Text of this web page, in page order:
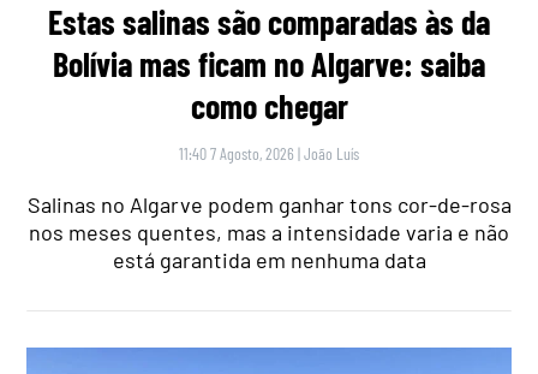
Estas salinas são comparadas às da
Bolívia mas ficam no Algarve: saiba
como chegar
11:40 7 Agosto, 2026 |João Luís
Salinas no Algarve podem ganhar tons cor-de-rosa
nos meses quentes, mas a intensidade varia e não
está garantida em nenhuma data